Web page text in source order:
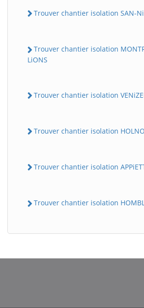
Trouver chantier isolation SAN-
Trouver chantier isolation
LiONS
Trouver chantier isolation
Trouver chantier isolation
Trouver chantier isolation
Trouver chantier isolation
BatiWebPro